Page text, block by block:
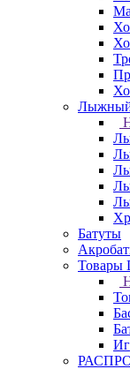
Лыжный
Батуты
Товары